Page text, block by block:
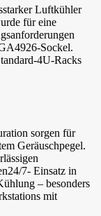
Luftkühler
für eine
Sockel.
4U-Racks
sorgen für
Geräuschpegel.
7- Einsatz in
– besonders
mit